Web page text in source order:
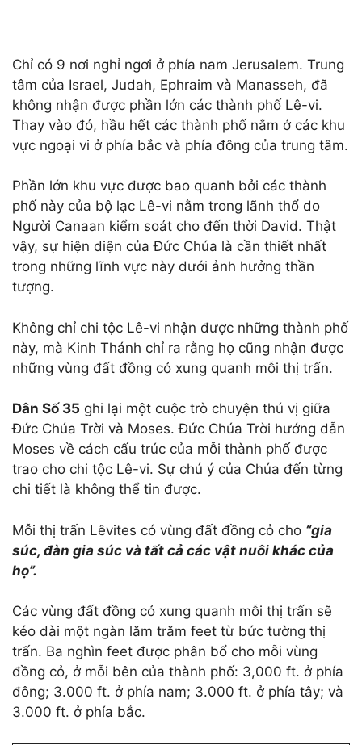
Chỉ có 9 nơi nghỉ ngơi ở phía nam Jerusalem. Trung
tâm của Israel, Judah, Ephraim và Manasseh, đã
không nhận được phần lớn các thành phố Lê-vi.
Thay vào đó, hầu hết các thành phố nằm ở các khu
vực ngoại vi ở phía bắc và phía đông của trung tâm.
Phần lớn khu vực được bao quanh bởi các thành
phố này của bộ lạc Lê-vi nằm trong lãnh thổ do
Người Canaan kiểm soát cho đến thời David. Thật
vậy, sự hiện diện của Đức Chúa là cần thiết nhất
trong những lĩnh vực này dưới ảnh hưởng thần
tượng.
Không chỉ chi tộc Lê-vi nhận được những thành phố
này, mà Kinh Thánh chỉ ra rằng họ cũng nhận được
những vùng đất đồng cỏ xung quanh mỗi thị trấn.
Dân Số 35 ghi lại một cuộc trò chuyện thú vị giữa
Đức Chúa Trời và Moses. Đức Chúa Trời hướng dẫn
Moses về cách cấu trúc của mỗi thành phố được
trao cho chi tộc Lê-vi. Sự chú ý của Chúa đến từng
chi tiết là không thể tin được.
Mỗi thị trấn Lêvites có vùng đất đồng cỏ cho “gia
súc, đàn gia súc và tất cả các vật nuôi khác của
họ”.
Các vùng đất đồng cỏ xung quanh mỗi thị trấn sẽ
kéo dài một ngàn lăm trăm feet từ bức tường thị
trấn. Ba nghìn feet được phân bổ cho mỗi vùng
đồng cỏ, ở mỗi bên của thành phố: 3,000 ft. ở phía
đông; 3.000 ft. ở phía nam; 3.000 ft. ở phía tây; và
3.000 ft. ở phía bắc.